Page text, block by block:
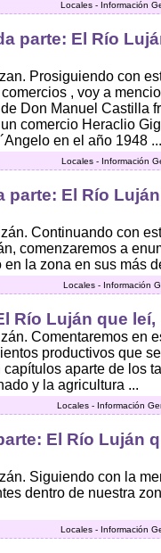
Locales - Información
parte: El Río
Prosiguiendo con
, voy a
Don Manuel Castilla
comercio Heraclio
en el año 1948 ...
Locales - Información
parte: El Río
Continuando con
comenzaremos a
la zona en sus más
Locales - Información
Río Luján que
Comentaremos en
productivos que
aparte de los
y la agricultura ...
Locales - Información
El Río Luján
Siguiendo con la
dentro de nuestra
Locales - Información